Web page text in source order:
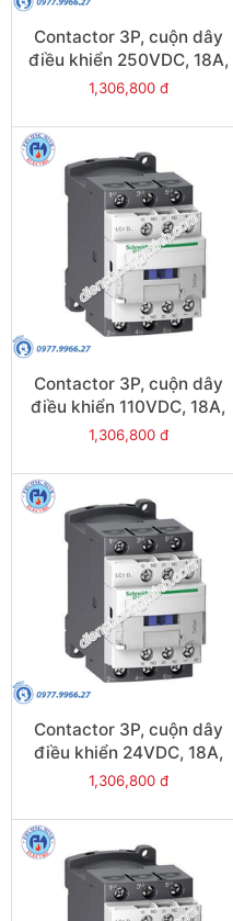
Contactor 3P, cuộn dây
điều khiển 250VDC, 18A,
1N/O, 1N/C - Model
1,306,800 đ
Contactor 3P, cuộn dây
điều khiển 110VDC, 18A,
1N/O, 1N/C - Model
1,306,800 đ
Contactor 3P, cuộn dây
điều khiển 24VDC, 18A,
1N/O, 1N/C - Model
1,306,800 đ